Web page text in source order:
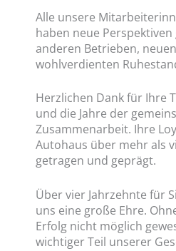
Alle unsere
haben neue Perspektiven
anderen Betrieben,
wohlverdienten
Herzlichen Dank für Ihre
und die Jahre der
Zusammenarbeit. Ihre
Autohaus über mehr als
getragen und geprägt.
Über vier Jahrzehnte für
uns eine große Ehre.
Erfolg nicht möglich
wichtiger Teil unserer